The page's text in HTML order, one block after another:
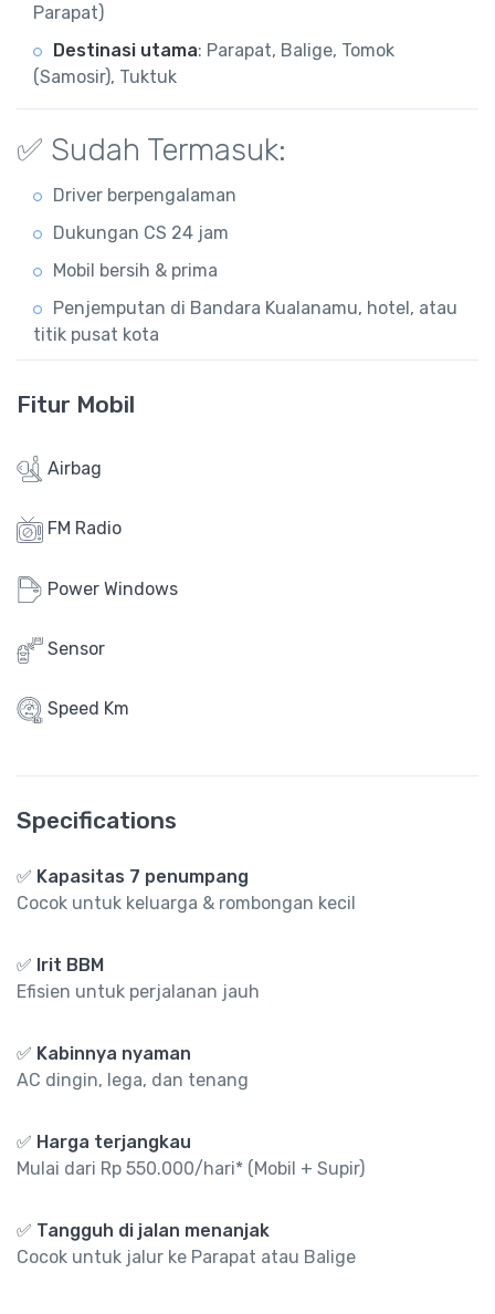
Parapat)
Destinasi utama: Parapat, Balige, Tomok
(Samosir), Tuktuk
✅ Sudah Termasuk:
Driver berpengalaman
Dukungan CS 24 jam
Mobil bersih & prima
Penjemputan di Bandara Kualanamu, hotel, atau
titik pusat kota
Fitur Mobil
Airbag
FM Radio
Power Windows
Sensor
Speed Km
Specifications
✅ Kapasitas 7 penumpang
Cocok untuk keluarga & rombongan kecil
✅ Irit BBM
Efisien untuk perjalanan jauh
✅ Kabinnya nyaman
AC dingin, lega, dan tenang
✅ Harga terjangkau
Mulai dari Rp 550.000/hari* (Mobil + Supir)
✅ Tangguh di jalan menanjak
Cocok untuk jalur ke Parapat atau Balige